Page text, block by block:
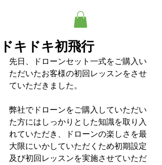
ドキドキ初飛行
先日、ドローンセット一式をご購入い
ただいたお客様の初回レッスンをさせ
ていただきました。
弊社でドローンをご購入していただい
た方にはしっかりとした知識を取り入
れていただき、ドローンの楽しさを最
大限にいかしていただくため初期設定
及び初回レッスンを実施させていただ